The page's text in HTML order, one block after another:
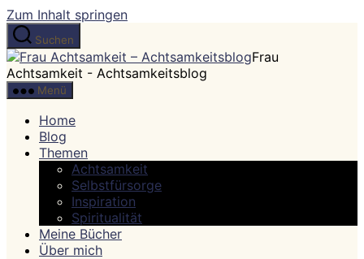
Zum Inhalt springen
Suchen
Frau
Achtsamkeit - Achtsamkeitsblog
Menü
Home
Blog
Themen
Achtsamkeit
Selbstfürsorge
Inspiration
Spiritualität
Meine Bücher
Über mich